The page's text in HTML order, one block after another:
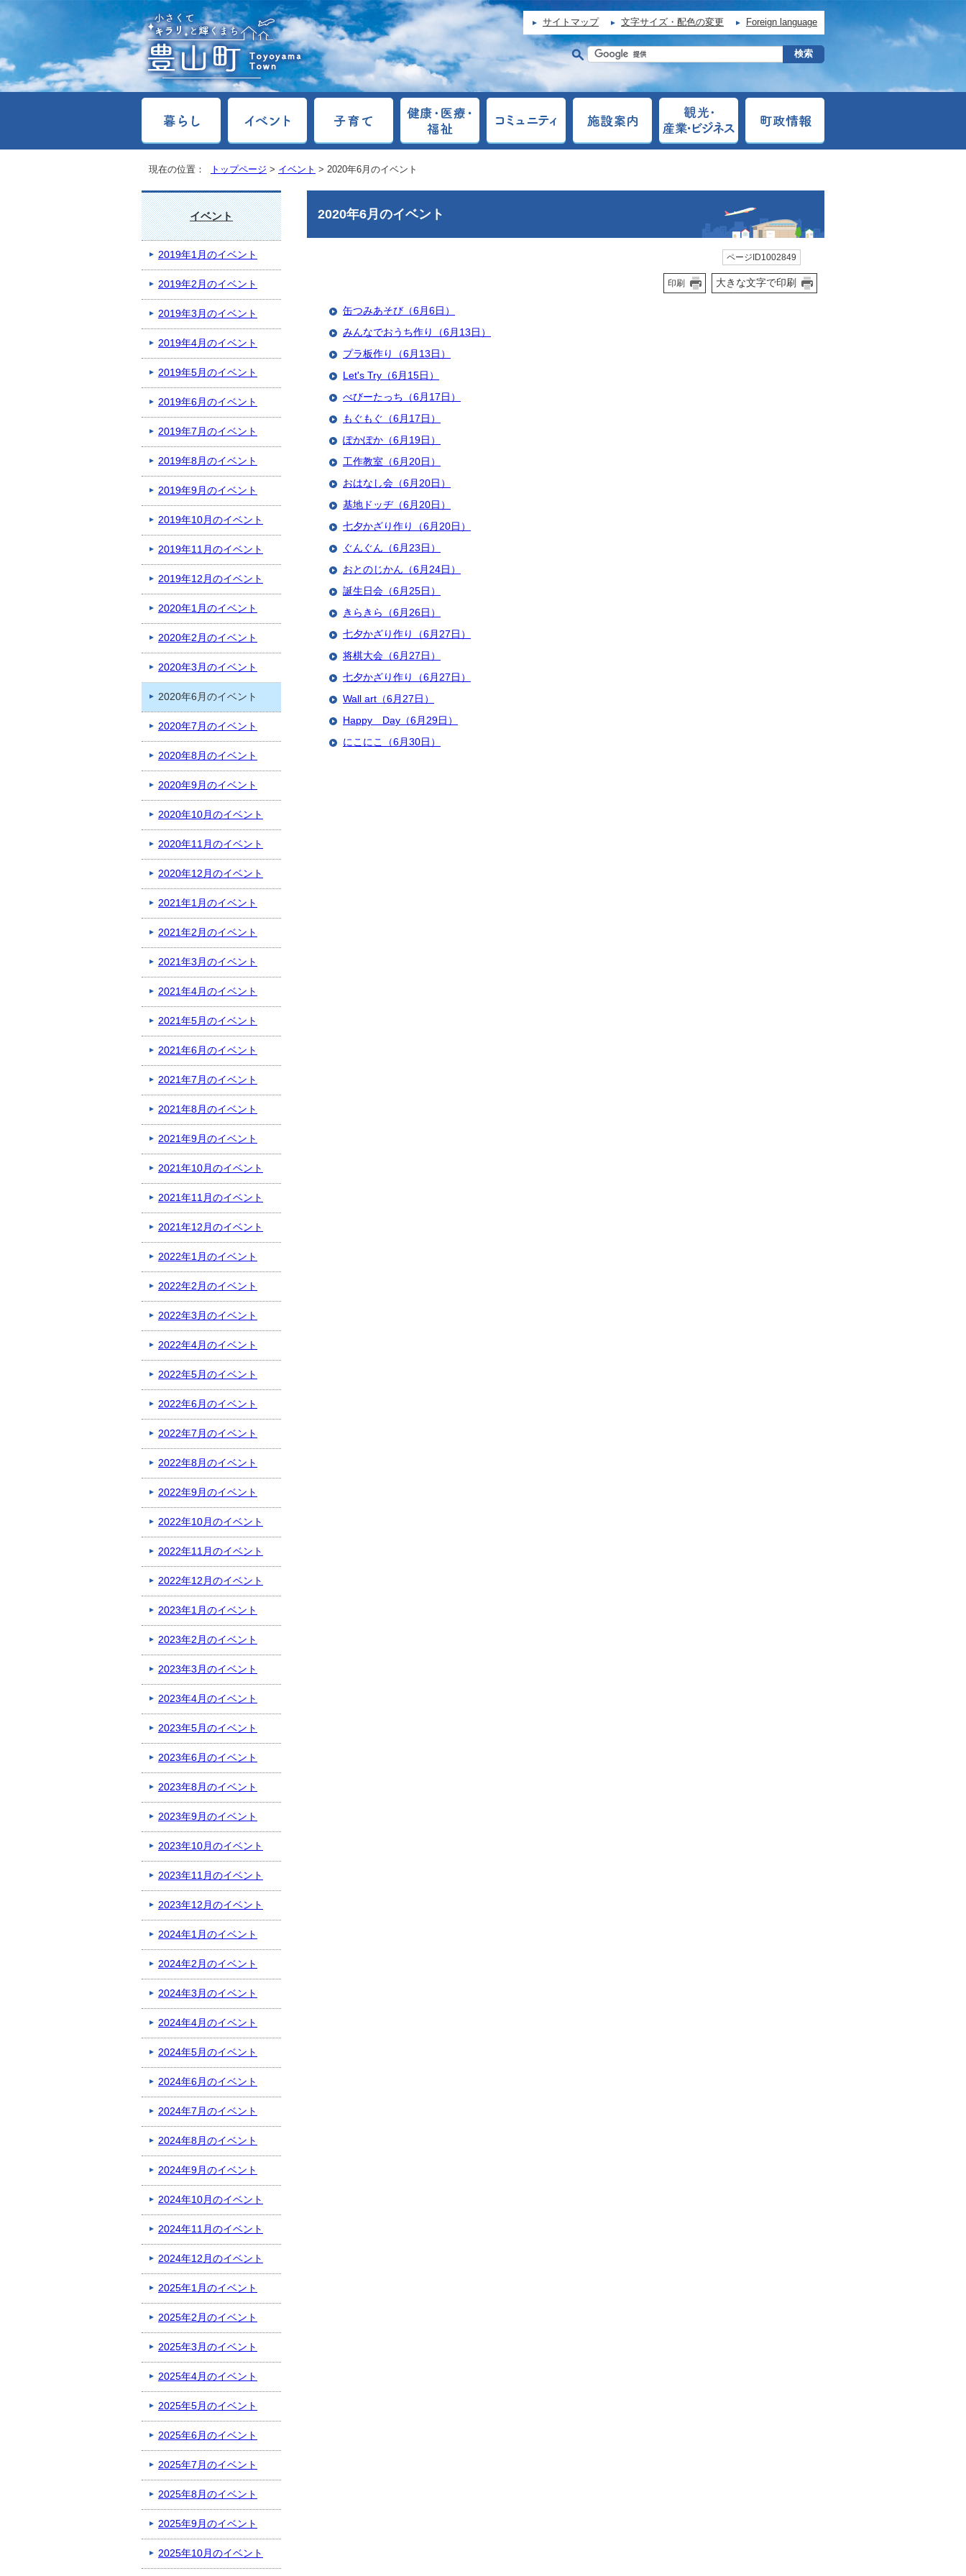
サイトマップ 文字サイズ・配色の変更 Foreign language
現在の位置： トップページ > イベント > 2020年6月のイベント
2020年6月のイベント
ページID1002849
印刷 大きな文字で印刷
缶つみあそび（6月6日）
みんなでおうち作り（6月13日）
プラ板作り（6月13日）
Let's Try（6月15日）
べびーたっち（6月17日）
もぐもぐ（6月17日）
ぽかぽか（6月19日）
工作教室（6月20日）
おはなし会（6月20日）
基地ドッヂ（6月20日）
七夕かざり作り（6月20日）
ぐんぐん（6月23日）
おとのじかん（6月24日）
誕生日会（6月25日）
きらきら（6月26日）
七夕かざり作り（6月27日）
将棋大会（6月27日）
七夕かざり作り（6月27日）
Wall art（6月27日）
Happy Day（6月29日）
にこにこ（6月30日）
イベント
2019年1月のイベント
2019年2月のイベント
2019年3月のイベント
2019年4月のイベント
2019年5月のイベント
2019年6月のイベント
2019年7月のイベント
2019年8月のイベント
2019年9月のイベント
2019年10月のイベント
2019年11月のイベント
2019年12月のイベント
2020年1月のイベント
2020年2月のイベント
2020年3月のイベント
2020年6月のイベント
2020年7月のイベント
2020年8月のイベント
2020年9月のイベント
2020年10月のイベント
2020年11月のイベント
2020年12月のイベント
2021年1月のイベント
2021年2月のイベント
2021年3月のイベント
2021年4月のイベント
2021年5月のイベント
2021年6月のイベント
2021年7月のイベント
2021年8月のイベント
2021年9月のイベント
2021年10月のイベント
2021年11月のイベント
2021年12月のイベント
2022年1月のイベント
2022年2月のイベント
2022年3月のイベント
2022年4月のイベント
2022年5月のイベント
2022年6月のイベント
2022年7月のイベント
2022年8月のイベント
2022年9月のイベント
2022年10月のイベント
2022年11月のイベント
2022年12月のイベント
2023年1月のイベント
2023年2月のイベント
2023年3月のイベント
2023年4月のイベント
2023年5月のイベント
2023年6月のイベント
2023年8月のイベント
2023年9月のイベント
2023年10月のイベント
2023年11月のイベント
2023年12月のイベント
2024年1月のイベント
2024年2月のイベント
2024年3月のイベント
2024年4月のイベント
2024年5月のイベント
2024年6月のイベント
2024年7月のイベント
2024年8月のイベント
2024年9月のイベント
2024年10月のイベント
2024年11月のイベント
2024年12月のイベント
2025年1月のイベント
2025年2月のイベント
2025年3月のイベント
2025年4月のイベント
2025年5月のイベント
2025年6月のイベント
2025年7月のイベント
2025年8月のイベント
2025年9月のイベント
2025年10月のイベント